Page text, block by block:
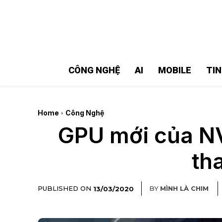
CÔNG NGHỆ AI MOBILE
Home Công Nghệ
GPU mới của
PUBLISHED ON 13/03/2020 BY MÌNH LÀ CHIM